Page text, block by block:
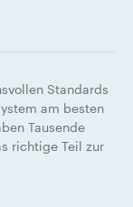
Standards
am besten
Tausende
richtige Teil zur